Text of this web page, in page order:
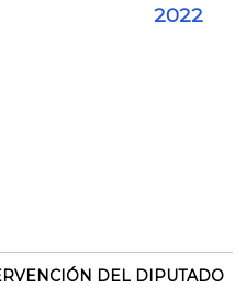
2022
DEL DIPUTADO